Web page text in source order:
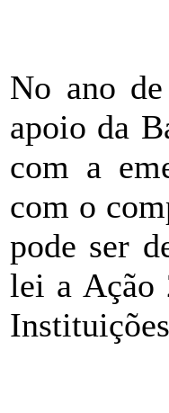
No ano
apoio da
com a
com o
pode ser
lei a Ação